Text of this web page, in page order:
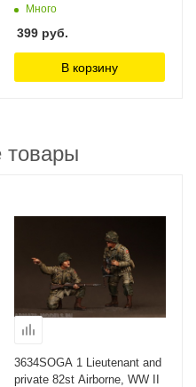
Много
399 руб.
В корзину
товары
3634SOGA 1 Lieutenant and
private 82st Airborne, WW II